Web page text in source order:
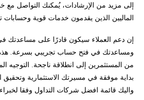
إلى مزيد من الإرشادات، يُمكنك التواصل مع
الماليين الذين يقدمون خدمات قوية وحسابات
إن دعم العملاء سيكون قادرًا على مساعدتك
ومساعدتك في فتح حساب تجريبي بسرعة. هذه
من المستثمرين إلى انطلاقة ناجحة. التوجيه
بداية موفقة في مسيرتك الاستثمارية وتحقيق
واليك قائمة افضل شركات التداول وفقا